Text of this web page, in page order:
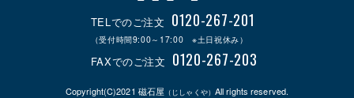
TELでのご注文 0120-267-201
（受付時間9:00～17:00 ※土日祝休み）
FAXでのご注文 0120-267-203
Copyright(C)2021 磁石屋 （じしゃくや） All rights reserved.